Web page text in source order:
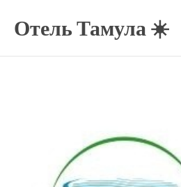
Отель Тамула ☀️